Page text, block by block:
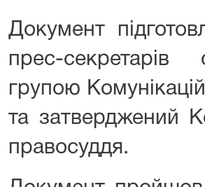
Документ
прес-
групою
та затверджений
правосуддя.